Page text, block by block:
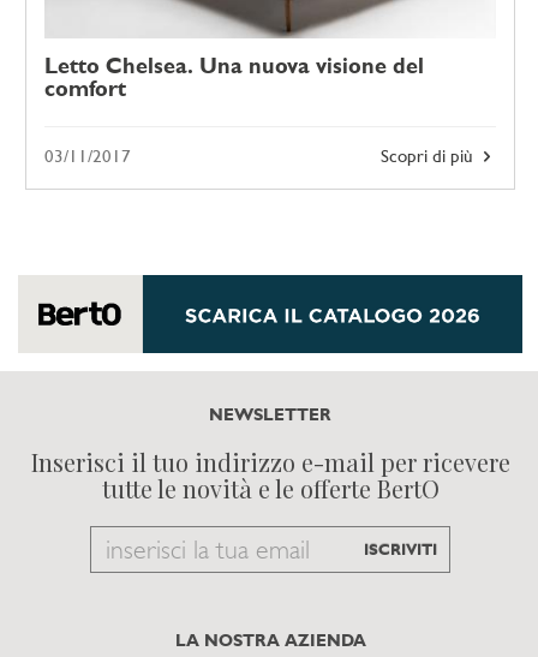
Letto Chelsea. Una nuova visione del
comfort
Scopri di più
03/11/2017
NEWSLETTER
Inserisci il tuo indirizzo e-mail per ricevere
tutte le novità e le offerte BertO
Email
subscribe
ISCRIVITI
LA NOSTRA AZIENDA